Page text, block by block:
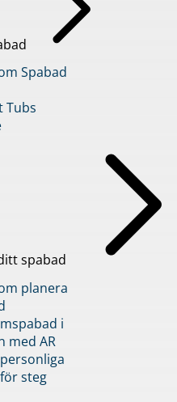
Spabad
Tubs
spabad
planera
i
med AR
steg